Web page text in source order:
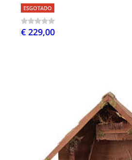
ESGOTADO
€ 229,00